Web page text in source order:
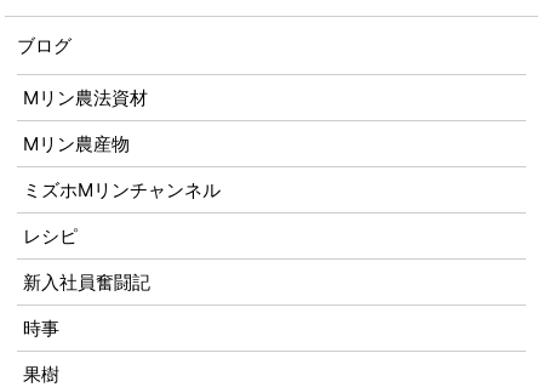
ブログ
Mリン農法資材
Mリン農産物
ミズホMリンチャンネル
レシピ
新入社員奮闘記
時事
果樹